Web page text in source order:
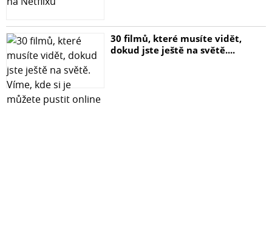
30 filmů, které musíte vidět,
dokud jste ještě na světě....